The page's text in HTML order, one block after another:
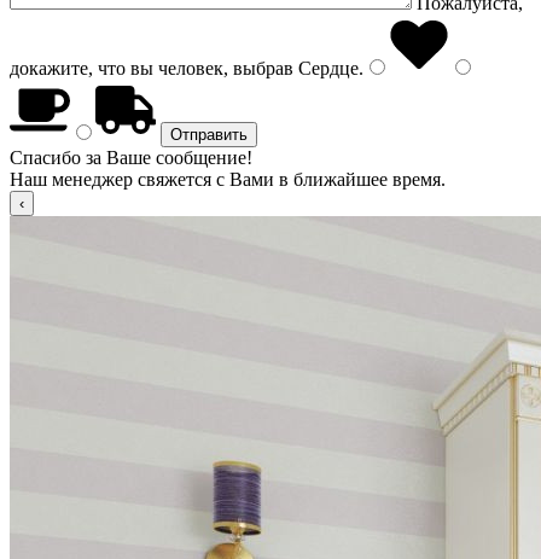
докажите, что вы человек, выбрав Сердце.
Спасибо за Ваше сообщение!
Наш менеджер свяжется с Вами в ближайшее время.